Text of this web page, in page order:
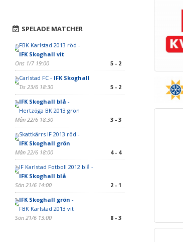
SPELADE MATCHER
FBK Karlstad 2013 röd -
IFK Skoghall vit
Ons 1/7 19:00
5 - 2
Carlstad FC - IFK Skoghall
Tis 23/6 18:30
5 - 2
IFK Skoghall blå -
Hertzöga BK 2013 grön
Mån 22/6 18:30
3 - 3
Skattkärrs IF 2013 röd -
IFK Skoghall grön
Mån 22/6 18:00
4 - 4
IF Karlstad Fotboll 2012 blå -
IFK Skoghall blå
Sön 21/6 14:00
2 - 1
IFK Skoghall grön -
FBK Karlstad 2013 vit
Sön 21/6 13:00
8 - 3